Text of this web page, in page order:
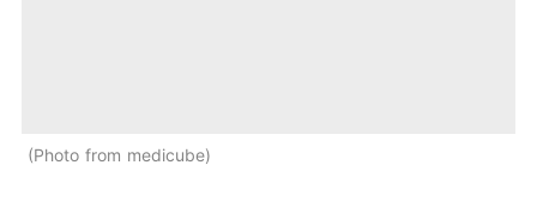
Photo from medicube